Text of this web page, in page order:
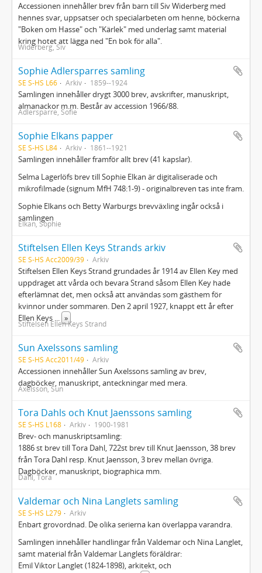
Accessionen innehåller brev från barn till Siv Widerberg med
hennes svar, uppsatser och specialarbeten om henne, böckerna
"Boken om Hasse" och "Kärlek" med underlag samt material
kring hotet att lägga ned "En bok för alla".
Widerberg, Siv
Sophie Adlersparres samling
SE S-HS L66 Arkiv 1859--1924
Samlingen innehåller drygt 3000 brev, avskrifter, manuskript,
almanackor m.m. Består av accession 1966/88.
Adlersparre, Sofie
Sophie Elkans papper
SE S-HS L84 Arkiv 1861--1921
Samlingen innehåller framför allt brev (41 kapslar).
Selma Lagerlöfs brev till Sophie Elkan är digitaliserade och
mikrofilmade (signum MfH 748:1-9) - originalbreven tas inte fram.
Sophie Elkans och Betty Warburgs brevväxling ingår också i
samlingen
Elkan, Sophie
Stiftelsen Ellen Keys Strands arkiv
SE S-HS Acc2009/39 Arkiv
Stiftelsen Ellen Keys Strand grundades år 1914 av Ellen Key med
uppdraget att vårda och bevara Strand såsom Ellen Key hade
efterlämnat det, men också att användas som gästhem för
kvinnor under sommaren. Den 2 april 1927, knappt ett år efter
Ellen Keys ... »
Stiftelsen Ellen Keys Strand
Sun Axelssons samling
SE S-HS Acc2011/49 Arkiv
Accessionen innehåller Sun Axelssons samling av brev,
dagböcker, manuskript, anteckningar med mera.
Axelsson, Sun
Tora Dahls och Knut Jaenssons samling
SE S-HS L168 Arkiv 1900-1981
Brev- och manuskriptsamling:
1886 st brev till Tora Dahl, 722st brev till Knut Jaensson, 38 brev
från Tora Dahl resp. Knut Jaensson, 3 brev mellan övriga.
Dagböcker, manuskript, biographica mm.
Dahl, Tora
Valdemar och Nina Langlets samling
SE S-HS L279 Arkiv
Enbart grovordnad. De olika serierna kan överlappa varandra.
Samlingen innehåller handlingar från Valdemar och Nina Langlet,
samt material från Valdemar Langlets föräldrar:
Emil Viktor Langlet (1824-1898), arkitekt, och